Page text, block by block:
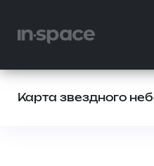
Карта звездного